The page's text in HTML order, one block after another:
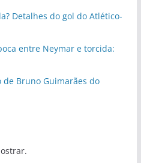
Detalhes do gol do Atlético-
entre Neymar e torcida:
Bruno Guimarães do